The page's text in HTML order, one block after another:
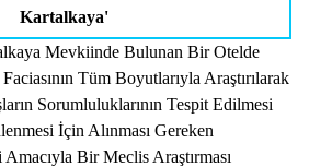
Kartalkaya'
Mevkiinde Bulunan Bir Otelde
Tüm Boyutlarıyla Araştırılarak
Sorumluluklarının Tespit Edilmesi
İçin Alınması Gereken
Bir Meclis Araştırması